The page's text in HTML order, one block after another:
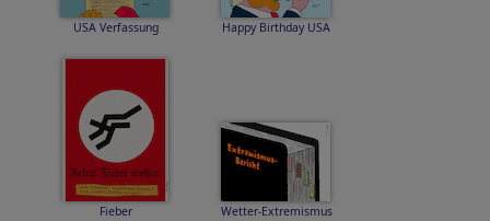
USA Verfassung Happy Birthday USA
Fieber Wetter-Extremismus